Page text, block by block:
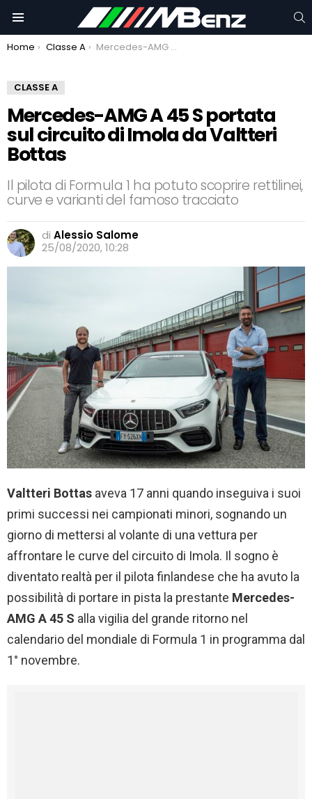
You are here:
Home Classe A Mercedes-AMG A 45 S portata sul circuito di Imola da Valtteri Bottas
CLASSE A
Mercedes-AMG A 45 S portata
sul circuito di Imola da Valtteri
Bottas
Il pilota di Formula 1 ha potuto scoprire rettilinei,
curve e varianti del famoso tracciato
di Alessio Salome
25/08/2020, 10:28
Valtteri Bottas aveva 17 anni quando inseguiva i suoi
primi successi nei campionati minori, sognando un
giorno di mettersi al volante di una vettura per
affrontare le curve del circuito di Imola. Il sogno è
diventato realtà per il pilota finlandese che ha avuto la
possibilità di portare in pista la prestante Mercedes-
AMG A 45 S alla vigilia del grande ritorno nel
calendario del mondiale di Formula 1 in programma dal
1° novembre.